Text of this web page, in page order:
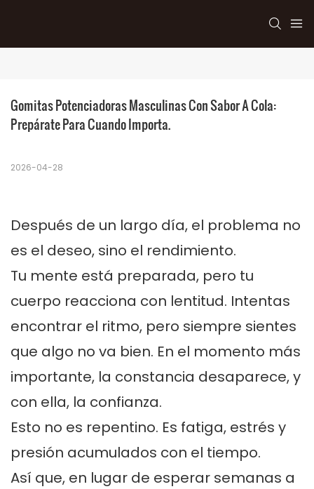
Gomitas Potenciadoras Masculinas Con Sabor A Cola:
Prepárate Para Cuando Importa.
2026-04-28
Después de un largo día, el problema no
es el deseo, sino el rendimiento.
Tu mente está preparada, pero tu
cuerpo reacciona con lentitud. Intentas
encontrar el ritmo, pero siempre sientes
que algo no va bien. En el momento más
importante, la constancia desaparece, y
con ella, la confianza.
Esto no es repentino. Es fatiga, estrés y
presión acumulados con el tiempo.
Así que, en lugar de esperar semanas a